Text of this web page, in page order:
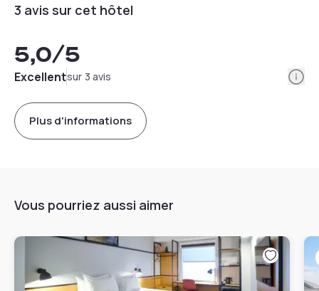
3 avis sur cet hôtel
5,0/5
Excellentsur 3 avis
Plus d'informations
Vous pourriez aussi aimer